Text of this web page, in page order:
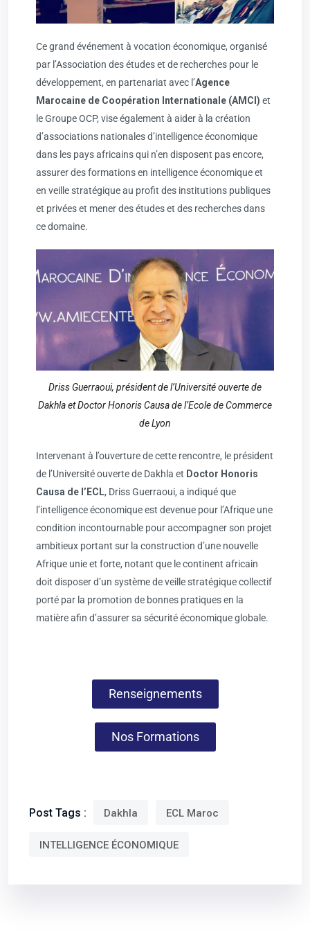
Ce grand événement à vocation économique, organisé
par l’Association des études et de recherches pour le
développement, en partenariat avec l’Agence
Marocaine de Coopération Internationale (AMCI) et
le Groupe OCP, vise également à aider à la création
d’associations nationales d’intelligence économique
dans les pays africains qui n’en disposent pas encore,
assurer des formations en intelligence économique et
en veille stratégique au profit des institutions publiques
et privées et mener des études et des recherches dans
ce domaine.
Driss Guerraoui, président de l’Université ouverte de
Dakhla et Doctor Honoris Causa de l’Ecole de Commerce
de Lyon
Intervenant à l’ouverture de cette rencontre, le président
de l’Université ouverte de Dakhla et Doctor Honoris
Causa de l’ECL, Driss Guerraoui, a indiqué que
l’intelligence économique est devenue pour l’Afrique une
condition incontournable pour accompagner son projet
ambitieux portant sur la construction d’une nouvelle
Afrique unie et forte, notant que le continent africain
doit disposer d’un système de veille stratégique collectif
porté par la promotion de bonnes pratiques en la
matière afin d’assurer sa sécurité économique globale.
Renseignements
Nos Formations
Post Tags : Dakhla ECL Maroc
INTELLIGENCE ÉCONOMIQUE